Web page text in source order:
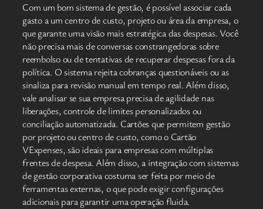
Com um bom sistema de gestão, é possível associar cada
gasto a um centro de custo, projeto ou área da empresa, o
que garante uma visão mais estratégica das despesas. Você
não precisa mais de conversas constrangedoras sobre
reembolso ou de tentativas de recuperar despesas fora da
política. O sistema rejeita cobranças questionáveis ​​ou as
sinaliza para revisão manual em tempo real. Além disso,
vale analisar se sua empresa precisa de agilidade nas
liberações, controle de limites personalizados ou
conciliação automatizada. Cartões que permitem gestão
por projeto ou centro de custo, como o Cartão
VExpenses, são ideais para empresas com múltiplas
frentes de despesa. Além disso, a integração com sistemas
de gestão corporativa costuma ser feita por meio de
ferramentas externas, o que pode exigir configurações
adicionais para garantir uma operação fluida.